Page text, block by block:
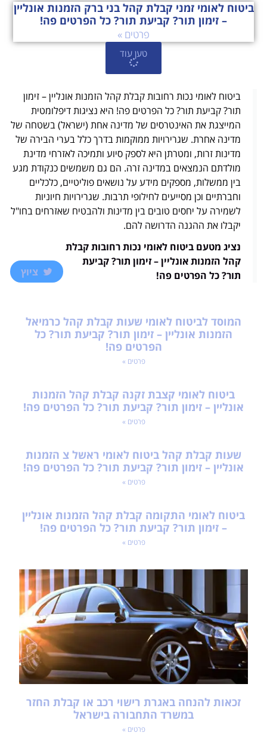
ביטוח לאומי זמני קבלת קהל בני ברק הזמנות אונליין
– זימון תור? קביעת תור? כל הפרטים פה!
פרטים »
טען עוד
ביטוח לאומי נכות רחובות קבלת קהל הזמנות אונליין – זימון
תור? קביעת תור? כל הפרטים פה! היא נציגות דיפלומטית
המייצגת את האינטרסים של מדינה אחת (ישראל) בשטחה של
מדינה אחרת. שגרירויות ממוקמות בדרך כלל בערי הבירה של
מדינות זרות, ומטרתן היא לספק סיוע ותמיכה לאזרחי מדינת
מולדתם הנמצאים במדינה זרה. הם גם משמשים כנקודת מגע
בין ממשלות, מספקים מידע על נושאים פוליטיים, כלכליים
וחברתיים וכן מסייעים לחילופי תרבות. שגרירויות חיוניות
לשמירה על יחסים טובים בין מדינות ולהבטיח שאזרחים בחו"ל
יקבלו את ההגנה הדרושה להם.
נציג מטעם ביטוח לאומי נכות רחובות קבלת
קהל הזמנות אונליין – זימון תור? קביעת
תור? כל הפרטים פה!
ציוץ
המוסד לביטוח לאומי שעות קבלת קהל כרמיאל
הזמנות אונליין – זימון תור? קביעת תור? כל
הפרטים פה!
פרטים »
ביטוח לאומי קצבת זקנה קבלת קהל הזמנות
אונליין – זימון תור? קביעת תור? כל הפרטים פה!
פרטים »
שעות קבלת קהל ביטוח לאומי ראשל צ הזמנות
אונליין – זימון תור? קביעת תור? כל הפרטים פה!
פרטים »
ביטוח לאומי התקומה קבלת קהל הזמנות אונליין
– זימון תור? קביעת תור? כל הפרטים פה!
פרטים »
זכאות להנחה באגרת רישוי רכב או קבלת החזר
במשרד התחבורה בישראל
פרטים »